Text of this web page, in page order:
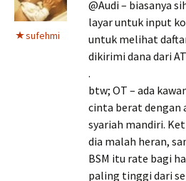
sufehmi
@Audi – biasanya
layar untuk input
untuk melihat
dikirimi dana dari
.
btw; OT – ada
cinta berat dengan
syariah mandiri.
dia malah heran,
BSM itu rate bagi
paling tinggi dari